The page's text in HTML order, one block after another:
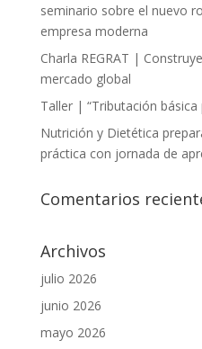
seminario sobre el nuevo
empresa moderna
Charla REGRAT |
mercado global
Taller | “Tributación
Nutrición y Dietética
práctica con jornada de
Comentarios
Archivos
julio 2026
junio 2026
mayo 2026